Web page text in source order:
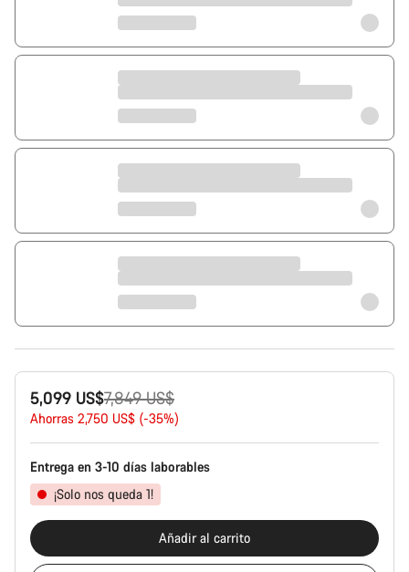
5,099 US$
Precio
original
7,849 US$
Ahorras 2,750 US$ (-35%)
Entrega en 3-10 días laborables
¡Solo nos queda 1!
Añadir al carrito